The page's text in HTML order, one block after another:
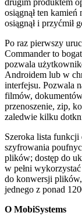
osiągnął ten
osiągnął i przyćmił
Po raz pierwszy
Commander to
pozwala
Androidem lub w
interfejsu. Pozwala
filmów,
przenoszenie, zip,
zaledwie kilku
Szeroka lista
szyfrowania
plików; dostęp do
w pełni
do konwersji
jednego z ponad
O MobiSystems